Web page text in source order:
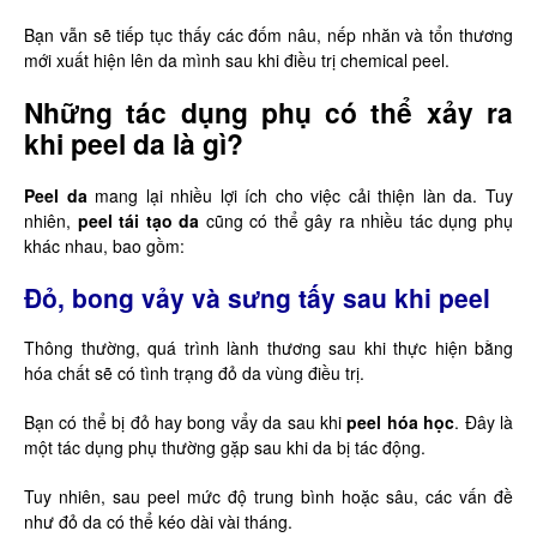
Bạn vẫn sẽ tiếp tục thấy các đốm nâu, nếp nhăn và tổn thương
mới xuất hiện lên da mình sau khi điều trị chemical peel.
Những tác dụng phụ có thể xảy ra
khi peel da là gì?
Peel da mang lại nhiều lợi ích cho việc cải thiện làn da. Tuy
nhiên, peel tái tạo da cũng có thể gây ra nhiều tác dụng phụ
khác nhau, bao gồm:
Đỏ, bong vảy và sưng tấy sau khi peel
Thông thường, quá trình lành thương sau khi thực hiện bằng
hóa chất sẽ có tình trạng đỏ da vùng điều trị.
Bạn có thể bị đỏ hay bong vẩy da sau khipeel hóa học. Đây là
một tác dụng phụ thường gặp sau khi da bị tác động.
Tuy nhiên, sau peel mức độ trung bình hoặc sâu, các vấn đề
như đỏ da có thể kéo dài vài tháng.